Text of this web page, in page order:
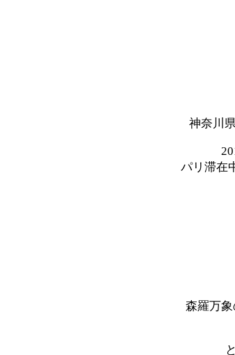
神奈川
パリ滞在
森羅万